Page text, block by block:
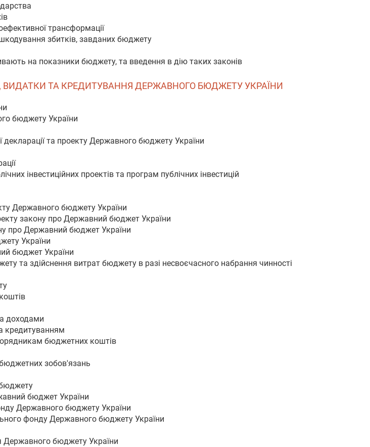
трансформації
збитків, завданих бюджету
на показники бюджету, та введення в дію таких законів
ВИДАТКИ ТА КРЕДИТУВАННЯ ДЕРЖАВНОГО БЮДЖЕТУ УКРАЇНИ
бюджету України
та проекту Державного бюджету України
інвестиційних проектів та програм публічних інвестицій
Державного бюджету України
закону про Державний бюджет України
про Державний бюджет України
України
бюджет України
та здійснення витрат бюджету в разі несвоєчасного набрання чинності
доходами
кредитуванням
бюджетних коштів
зобов'язань
бюджету
бюджет України
Державного бюджету України
фонду Державного бюджету України
Державного бюджету України